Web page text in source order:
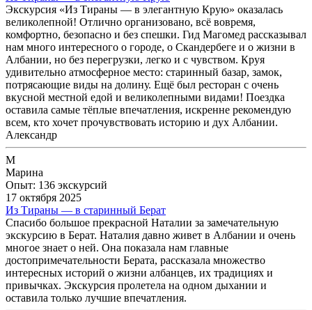
Экскурсия «Из Тираны — в элегантную Крую» оказалась
великолепной! Отлично организовано, всё вовремя,
комфортно, безопасно и без спешки. Гид Магомед рассказывал
нам много интересного о городе, о Скандербеге и о жизни в
Албании, но без перегрузки, легко и с чувством. Круя
удивительно атмосферное место: старинный базар, замок,
потрясающие виды на долину. Ещё был ресторан с очень
вкусной местной едой и великолепными видами! Поездка
оставила самые тёплые впечатления, искренне рекомендую
всем, кто хочет прочувствовать историю и дух Албании.
Александр
М
Марина
Опыт: 136 экскурсий
17 октября 2025
Из Тираны — в старинный Берат
Спасибо большое прекрасной Наталии за замечательную
экскурсию в Берат. Наталия давно живет в Албании и очень
многое знает о ней. Она показала нам главные
достопримечательности Берата, рассказала множество
интересных историй о жизни албанцев, их традициях и
привычках. Экскурсия пролетела на одном дыхании и
оставила только лучшие впечатления.